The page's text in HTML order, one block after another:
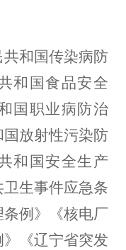
和国传染病防
和国食品安全
国职业病防治
放射性污染防
和国安全生产
生事件应急条
例》《核电厂
《辽宁省突发